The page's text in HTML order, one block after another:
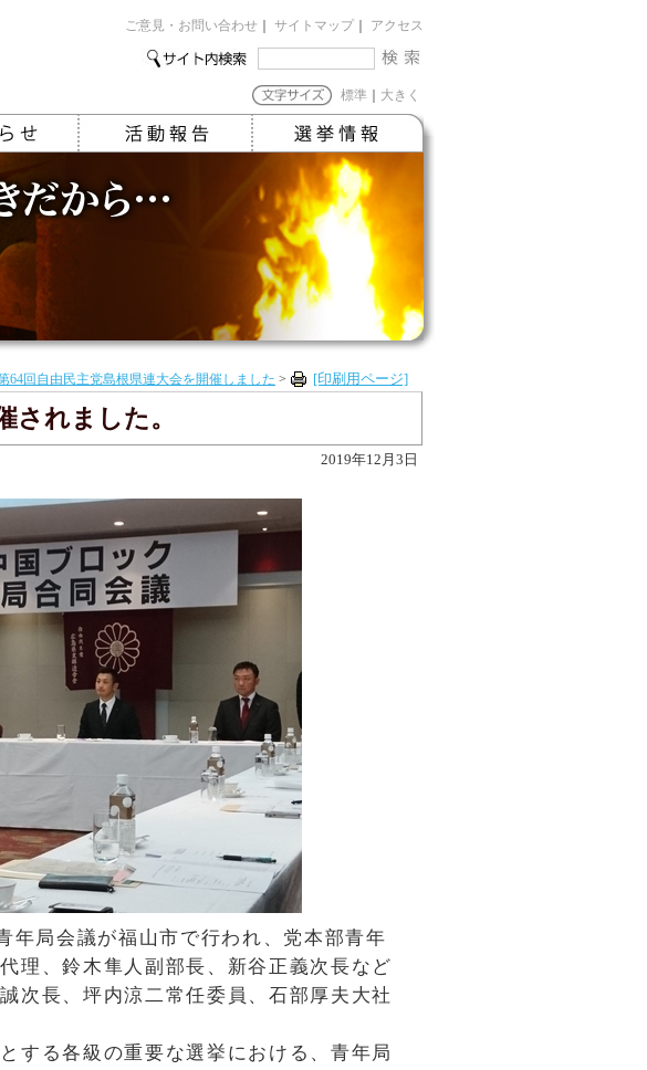
ご意見・お問い合わせ サイトマップ アクセス
標準 大きく
[印刷用ページ]
64回自由民主党島根県連大会を開催しました >
されました。
2019年12月3日
局会議が福山市で行われ、党本部青年
理、鈴木隼人副部長、新谷正義次長など
次長、坪内涼二常任委員、石部厚夫大社
する各級の重要な選挙における、青年局